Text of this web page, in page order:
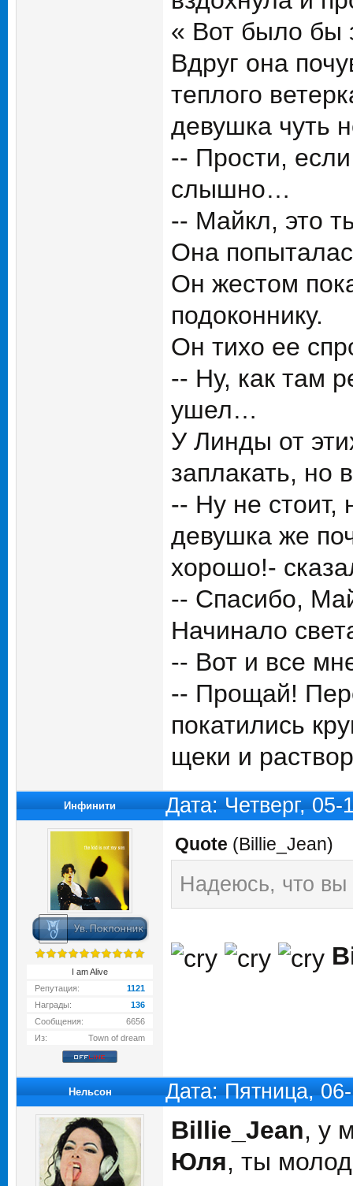
« Вот было бы
Вдруг она
теплого
девушка чуть
-- Прости,
слышно…
-- Майкл, это
Она
Он жестом
подоконнику.
Он тихо ее
-- Ну, как там
ушел…
У Линды от
заплакать, но
-- Ну не
девушка же
хорошо!-
-- Спасибо,
Начинало
-- Вот и все
-- Прощай!
покатились
щеки и
Инфинити Дата: Четверг,
I am Alive
Репутация:
1121
Награды:
136
Сообщения:
6656
Из:
Town of dream
Quote (Billie_Jean)
Надеюсь, что вы
Нельсон Дата: Пятница,
Billie_Jean, у
Юля, ты